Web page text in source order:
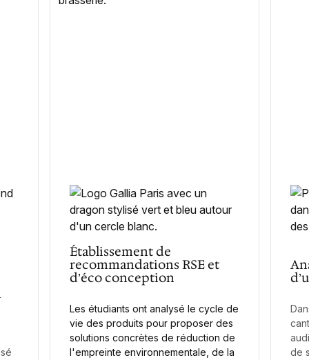
Établissement de
recommandations RSE et
d’éco conception
Les étudiants ont analysé le cycle de
vie des produits pour proposer des
solutions concrètes de réduction de
l'empreinte environnementale, de la
de